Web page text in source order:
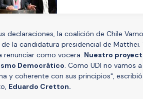
declaraciones, la coalición de Chile
la candidatura presidencial de Matthei.
renunciar como vocera. Nuestro
Democrático. Como UDI no vamos
y coherente con sus principios",
Eduardo Cretton.